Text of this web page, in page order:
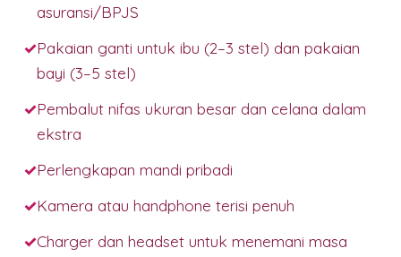
asuransi/BPJS
Pakaian ganti untuk ibu (2–3 stel) dan pakaian
bayi (3–5 stel)
Pembalut nifas ukuran besar dan celana dalam
ekstra
Perlengkapan mandi pribadi
Kamera atau handphone terisi penuh
Charger dan headset untuk menemani masa